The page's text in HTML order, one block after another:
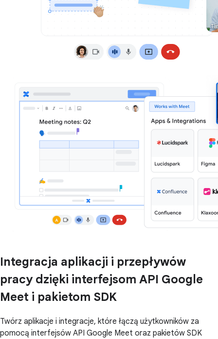
Integracja aplikacji i przepływów
pracy dzięki interfejsom API Google
Meet i pakietom SDK
Twórz aplikacje i integracje, które łączą użytkowników za
pomocą interfejsów API Google Meet oraz pakietów SDK